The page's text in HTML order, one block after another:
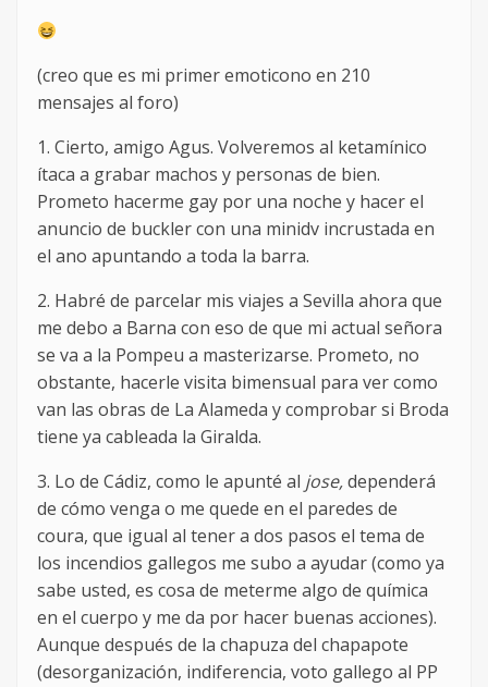
(creo que es mi primer emoticono en 210
mensajes al foro)
1. Cierto, amigo Agus. Volveremos al ketamínico
ítaca a grabar machos y personas de bien.
Prometo hacerme gay por una noche y hacer el
anuncio de buckler con una minidv incrustada en
el ano apuntando a toda la barra.
2. Habré de parcelar mis viajes a Sevilla ahora que
me debo a Barna con eso de que mi actual señora
se va a la Pompeu a masterizarse. Prometo, no
obstante, hacerle visita bimensual para ver como
van las obras de La Alameda y comprobar si Broda
tiene ya cableada la Giralda.
3. Lo de Cádiz, como le apunté al jose,dependerá
de cómo venga o me quede en el paredes de
coura, que igual al tener a dos pasos el tema de
los incendios gallegos me subo a ayudar (como ya
sabe usted, es cosa de meterme algo de química
en el cuerpo y me da por hacer buenas acciones).
Aunque después de la chapuza del chapapote
(desorganización, indiferencia, voto gallego al PP